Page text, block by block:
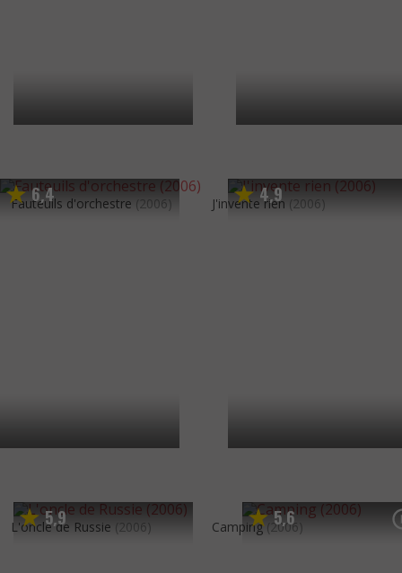
6,4
Fauteuils d'orchestre (2006) 4,9
J'invente rien (2006)
5,9
L'oncle de Russie (2006) 5,6
Camping (2006)